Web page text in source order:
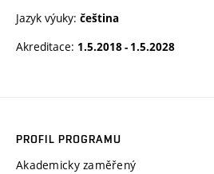
Jazyk výuky: čeština
Akreditace: 1.5.2018 - 1.5.2028
PROFIL PROGRAMU
Akademicky zaměřený